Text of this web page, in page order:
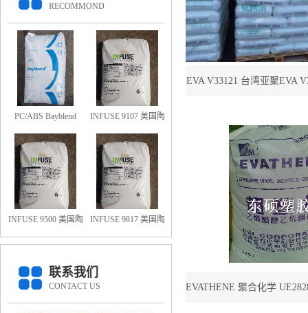
RECOMMOND
PC/ABS Bayblend
FR3010-000000 防火
阻燃PC/ABS FR3010
上海科思创
INFUSE 9107 美国陶
氏OBC 9107
INFUSE 9500 美国陶
氏OBC 9500
INFUSE 9817 美国陶
氏OBC 9817
联系我们
CONTACT US
EVA V33121 台湾亚聚EVA
EVATHENE 聚合化学